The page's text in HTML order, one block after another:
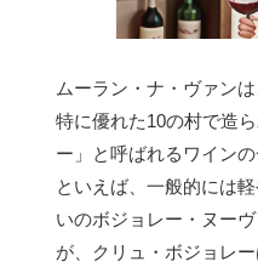
ムーラン・ナ・ヴァン
特に優れた10の村で造
ー」と呼ばれるワイン
といえば、一般的には
いのボジョレー・ヌー
が、クリュ・ボジョレ